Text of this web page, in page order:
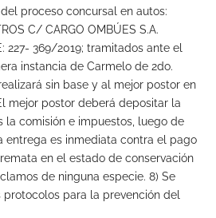
proceso concursal en autos:
C/ CARGO OMBÚES S.A.
227- 369/2019; tramitados ante el
instancia de Carmelo de 2do.
sin base y al mejor postor en
mejor postor deberá depositar la
comisión e impuestos, luego de
entrega es inmediata contra el pago
en el estado de conservación
de ninguna especie. 8) Se
para la prevención del